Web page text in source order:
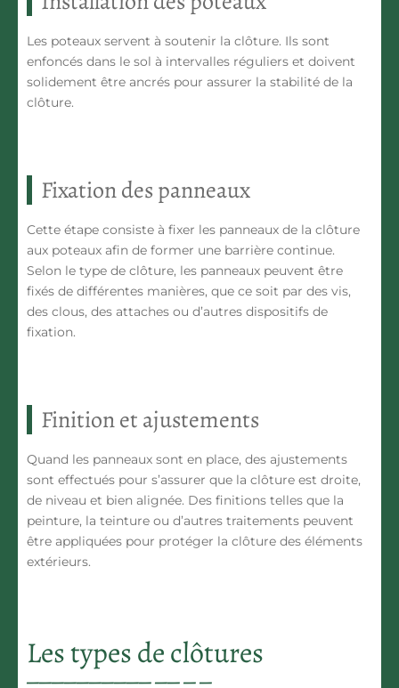
Les poteaux servent à soutenir la clôture. Ils sont
enfoncés dans le sol à intervalles réguliers et doivent
solidement être ancrés pour assurer la stabilité de la
clôture.
Fixation des panneaux
Cette étape consiste à fixer les panneaux de la clôture
aux poteaux afin de former une barrière continue.
Selon le type de clôture, les panneaux peuvent être
fixés de différentes manières, que ce soit par des vis,
des clous, des attaches ou d’autres dispositifs de
fixation.
Finition et ajustements
Quand les panneaux sont en place, des ajustements
sont effectués pour s’assurer que la clôture est droite,
de niveau et bien alignée. Des finitions telles que la
peinture, la teinture ou d’autres traitements peuvent
être appliquées pour protéger la clôture des éléments
extérieurs.
Les types de clôtures